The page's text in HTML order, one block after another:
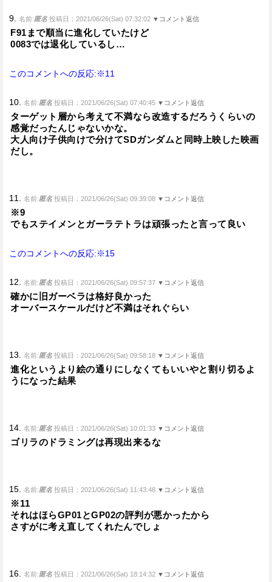
9. 名前:匿名 投稿日：2021/06/26(Sat) 07:32:02 ▼コメント返信
F91まで順当に進化していたけど
0083では退化しているし…
このコメントへの反応:※11
10. 名前:匿名 投稿日：2021/06/26(Sat) 07:40:45 ▼コメント返信
ターゲット層から考えて不満なら改造するだろうくらいの
感覚だったんじゃないかな。
大人向け子供向けで分けてSDガンダムと同時上映した映画
だし。
11. 名前:匿名 投稿日：2021/06/26(Sat) 09:39:08 ▼コメント返信
※9
でもステイメンとガーラテトラは頑張ったと言って良い
このコメントへの反応:※15
12. 名前:匿名 投稿日：2021/06/26(Sat) 09:57:37 ▼コメント返信
確かに旧ガーベラは格好良かった
オーバースケールだけど不満はそれぐらい
13. 名前:匿名 投稿日：2021/06/26(Sat) 09:58:18 ▼コメント返信
進化というより絵の通りにしなくてもいいやと割り切るよ
うになった結果
14. 名前:匿名 投稿日：2021/06/26(Sat) 10:01:33 ▼コメント返信
ゴリラのドラミングは再現出来るな
15. 名前:匿名 投稿日：2021/06/26(Sat) 11:43:48 ▼コメント返信
※11
それはほらGP01とGP02の評判が悪かったから
さすがに考え直してくれたんでしょ
16. 名前:匿名 投稿日：2021/06/26(Sat) 18:14:32 ▼コメント返信